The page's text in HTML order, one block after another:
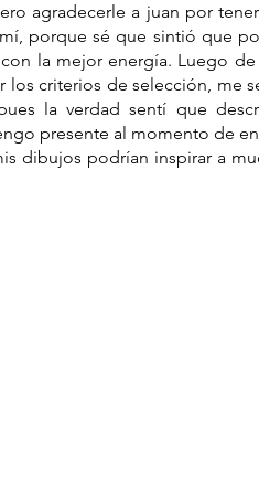
agradecerle a juan por
porque sé que sintió que
la mejor energía. Luego de
los criterios de selección, me
la verdad sentí que
presente al momento de
dibujos podrían inspirar a